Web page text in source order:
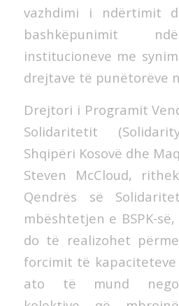
vazhdimi i ndërtimit
bashkëpunimit
institucioneve me
drejtave të punëtorëve
Drejtori i Programit
Solidaritetit
Shqipëri Kosovë dhe
Steven McCloud,
Qendrës së
mbështetjen e BSPK-
do të realizohet
forcimit të
ato të mund